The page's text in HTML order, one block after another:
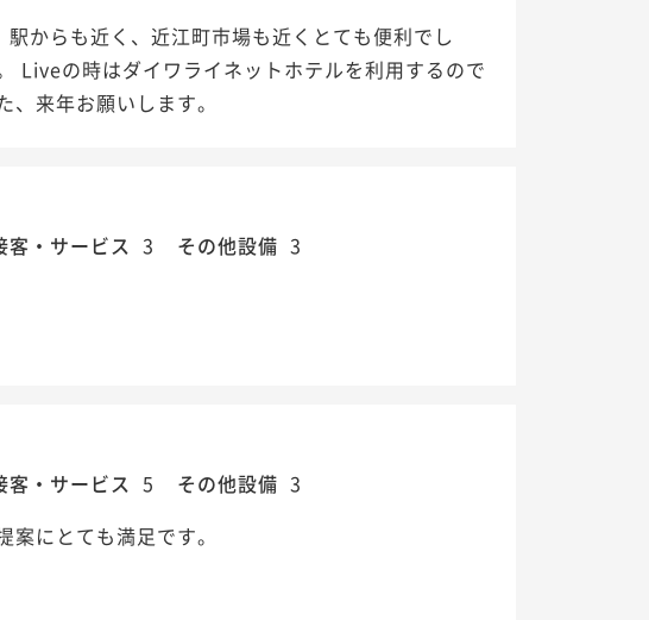
からも近く、近江町市場も近くとても便利でし
Liveの時はダイワライネットホテルを利用するので
来年お願いします。
客・サービス 3 その他設備 3
客・サービス 5 その他設備 3
にとても満足です。